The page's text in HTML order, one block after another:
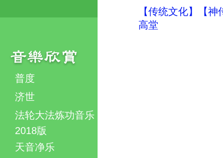
普度
济世
法轮大法炼功音乐
2018版
天音净乐
【传统文化】【
高堂